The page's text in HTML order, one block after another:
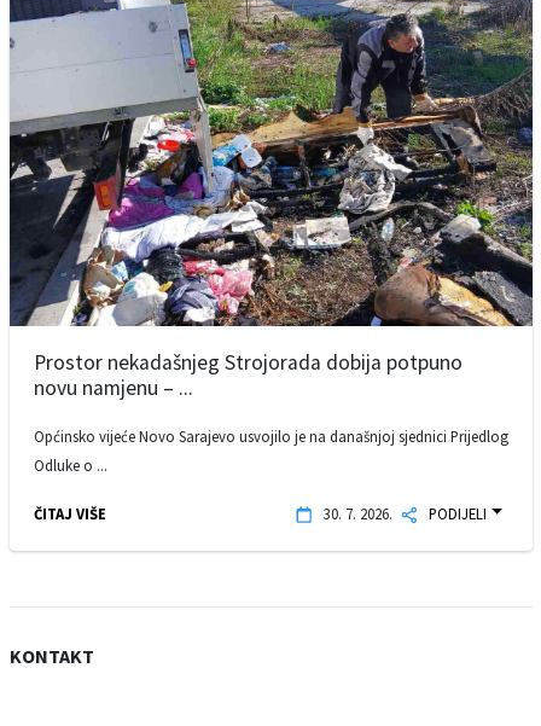
Prostor nekadašnjeg Strojorada dobija potpuno
novu namjenu – ...
Općinsko vijeće Novo Sarajevo usvojilo je na današnjoj sjednici Prijedlog
Odluke o ...
ČITAJ VIŠE 30. 7. 2026. PODIJELI
KONTAKT